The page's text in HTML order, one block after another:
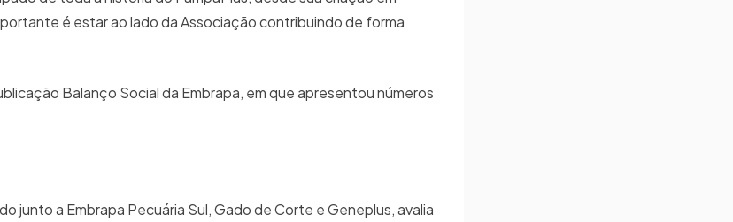
é estar ao lado da Associação contribuindo de forma
Balanço Social da Embrapa, em que apresentou números
junto a Embrapa Pecuária Sul, Gado de Corte e Geneplus, avalia